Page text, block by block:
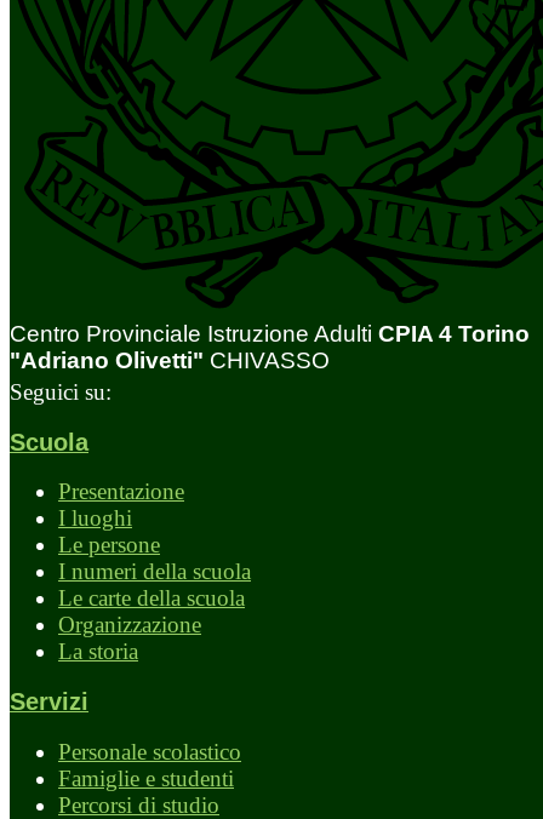
Centro Provinciale Istruzione Adulti CPIA 4 Torino
"Adriano Olivetti" CHIVASSO
Seguici su:
Scuola
Presentazione
I luoghi
Le persone
I numeri della scuola
Le carte della scuola
Organizzazione
La storia
Servizi
Personale scolastico
Famiglie e studenti
Percorsi di studio